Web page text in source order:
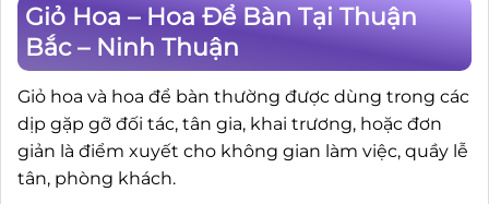
Giỏ Hoa – Hoa Để Bàn Tại Thuận
Bắc – Ninh Thuận
Giỏ hoa và hoa để bàn thường được dùng trong các
dịp gặp gỡ đối tác, tân gia, khai trương, hoặc đơn
giản là điểm xuyết cho không gian làm việc, quầy lễ
tân, phòng khách.